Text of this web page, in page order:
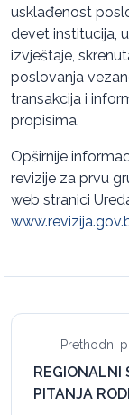
usklađenost
devet institucija,
izvještaje,
poslovanja
transakcija i
propisima.
Opširnije
revizije za prvu
web stranici
Prethodni
REGIONALNI
PITANJA